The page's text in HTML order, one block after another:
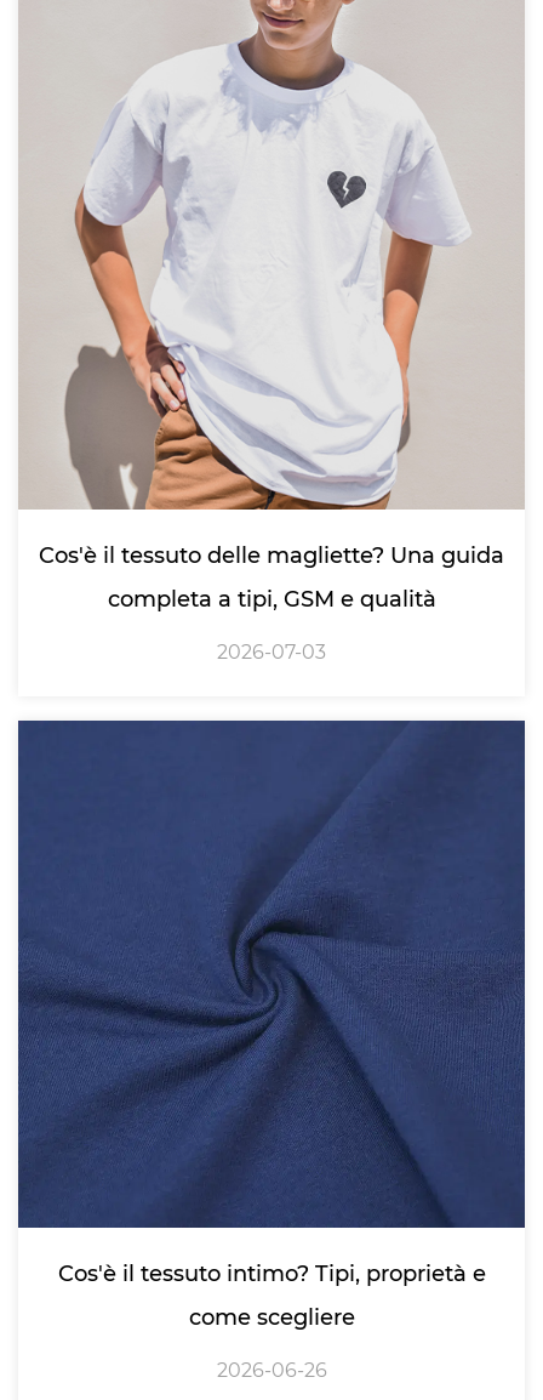
Cos'è il tessuto delle magliette? Una guida
completa a tipi, GSM e qualità
2026-07-03
Cos'è il tessuto intimo? Tipi, proprietà e
come scegliere
2026-06-26